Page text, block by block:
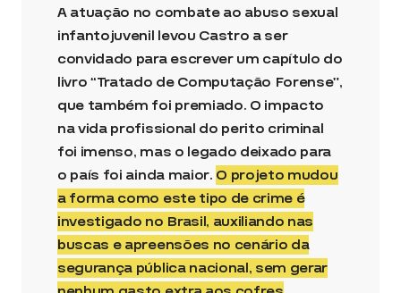
A atuação no combate ao abuso sexual
infantojuvenil levou Castro a ser
convidado para escrever um capítulo do
livro “Tratado de Computação Forense”,
que também foi premiado. O impacto
na vida profissional do perito criminal
foi imenso, mas o legado deixado para
o país foi ainda maior. O projeto mudou
a forma como este tipo de crime é
investigado no Brasil, auxiliando nas
buscas e apreensões no cenário da
segurança pública nacional, sem gerar